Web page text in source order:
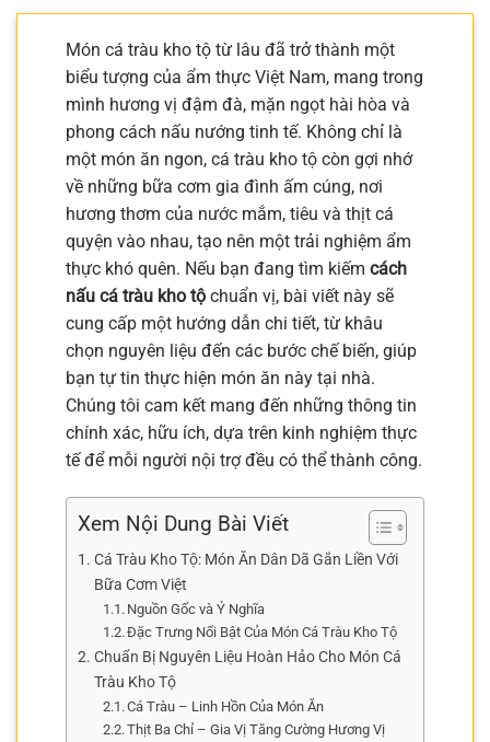
Món cá tràu kho tộ từ lâu đã trở thành một
biểu tượng của ẩm thực Việt Nam, mang trong
mình hương vị đậm đà, mặn ngọt hài hòa và
phong cách nấu nướng tinh tế. Không chỉ là
một món ăn ngon, cá tràu kho tộ còn gợi nhớ
về những bữa cơm gia đình ấm cúng, nơi
hương thơm của nước mắm, tiêu và thịt cá
quyện vào nhau, tạo nên một trải nghiệm ẩm
thực khó quên. Nếu bạn đang tìm kiếm cách
nấu cá tràu kho tộ chuẩn vị, bài viết này sẽ
cung cấp một hướng dẫn chi tiết, từ khâu
chọn nguyên liệu đến các bước chế biến, giúp
bạn tự tin thực hiện món ăn này tại nhà.
Chúng tôi cam kết mang đến những thông tin
chính xác, hữu ích, dựa trên kinh nghiệm thực
tế để mỗi người nội trợ đều có thể thành công.
Xem Nội Dung Bài Viết
Cá Tràu Kho Tộ: Món Ăn Dân Dã Gắn Liền Với
Bữa Cơm Việt
Nguồn Gốc và Ý Nghĩa
Đặc Trưng Nổi Bật Của Món Cá Tràu Kho Tộ
Chuẩn Bị Nguyên Liệu Hoàn Hảo Cho Món Cá
Tràu Kho Tộ
Cá Tràu – Linh Hồn Của Món Ăn
Thịt Ba Chỉ – Gia Vị Tăng Cường Hương Vị